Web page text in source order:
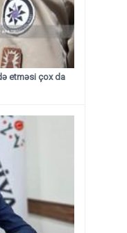
etməsi çox da